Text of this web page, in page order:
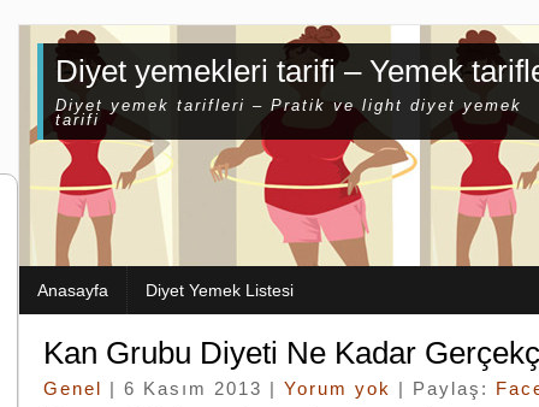
Diyet yemekleri tarifi – Yemek
Diyet yemek tarifleri – Pratik ve light diyet yemek
tarifi
Anasayfa Diyet Yemek Listesi
Kan Grubu Diyeti Ne Kadar
Genel | 6 Kasım 2013 | Yorum yok | Paylaş: